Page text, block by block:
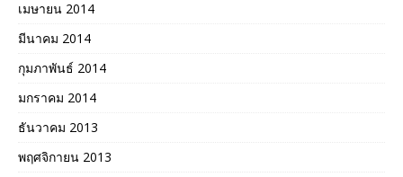
เมษายน 2014
มีนาคม 2014
กุมภาพันธ์ 2014
มกราคม 2014
ธันวาคม 2013
พฤศจิกายน 2013